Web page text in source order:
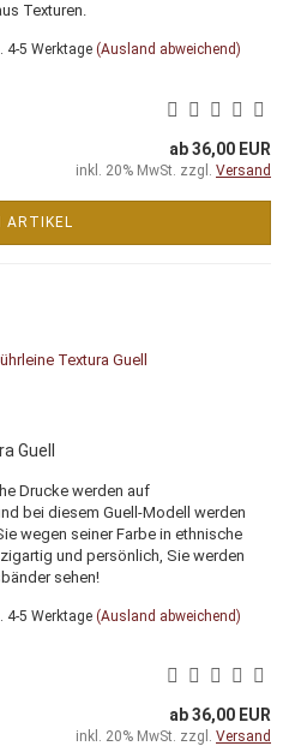
Texturen.
4-5 Werktage (Ausland abweichend)
ab 36,00 EUR
inkl. 20% MwSt. zzgl. Versand
ARTIKEL
Guell
Drucke werden auf
bei diesem Guell-Modell werden
wegen seiner Farbe in ethnische
und persönlich, Sie werden
sehen!
4-5 Werktage (Ausland abweichend)
ab 36,00 EUR
inkl. 20% MwSt. zzgl. Versand